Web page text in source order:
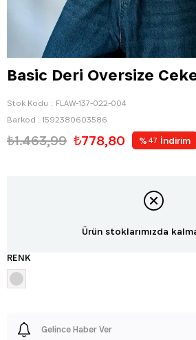
Basic Deri Oversize
Stok Kodu
FLAW-137-022-004
Barkod : 1592380603586
₺1.463,99 ₺778,80 % 47 İndirim
Ürün stoklarımızda
RENK
Gelince Haber Ver